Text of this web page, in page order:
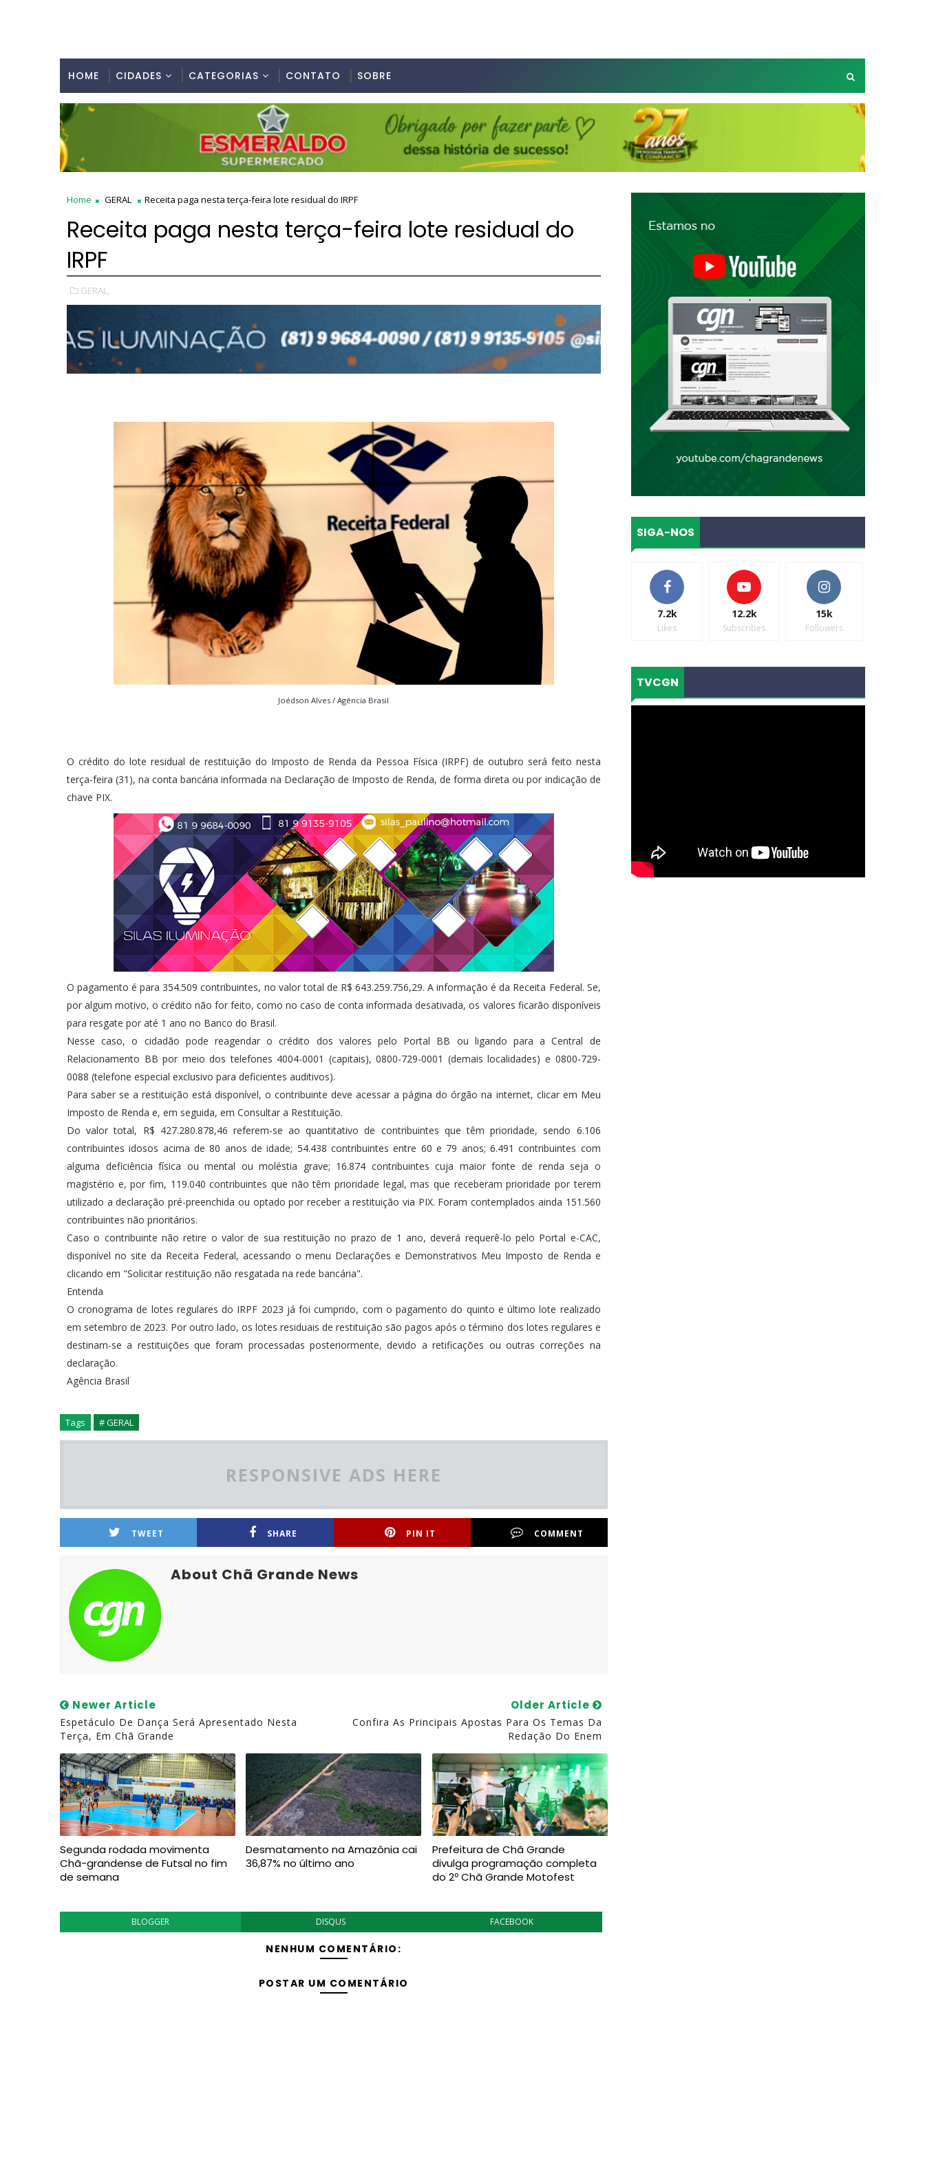
HOME CIDADES CATEGORIAS CONTATO SOBRE
Home GERAL Receita paga nesta terça-feira lote residual do IRPF
Receita paga nesta terça-feira lote residual do
IRPF
GERAL,
Joédson Alves / Agência Brasil
O crédito do lote residual de restituição do Imposto de Renda da Pessoa Física (IRPF) de outubro será feito nesta
terça-feira (31), na conta bancária informada na Declaração de Imposto de Renda, de forma direta ou por indicação de
chave PIX.
O pagamento é para 354.509 contribuintes, no valor total de R$ 643.259.756,29. A informação é da Receita Federal. Se,
por algum motivo, o crédito não for feito, como no caso de conta informada desativada, os valores ficarão disponíveis
para resgate por até 1 ano no Banco do Brasil.
Nesse caso, o cidadão pode reagendar o crédito dos valores pelo Portal BB ou ligando para a Central de
Relacionamento BB por meio dos telefones 4004-0001 (capitais), 0800-729-0001 (demais localidades) e 0800-729-
0088 (telefone especial exclusivo para deficientes auditivos).
Para saber se a restituição está disponível, o contribuinte deve acessar a página do órgão na internet, clicar em Meu
Imposto de Renda e, em seguida, em Consultar a Restituição.
Do valor total, R$ 427.280.878,46 referem-se ao quantitativo de contribuintes que têm prioridade, sendo 6.106
contribuintes idosos acima de 80 anos de idade; 54.438 contribuintes entre 60 e 79 anos; 6.491 contribuintes com
alguma deficiência física ou mental ou moléstia grave; 16.874 contribuintes cuja maior fonte de renda seja o
magistério e, por fim, 119.040 contribuintes que não têm prioridade legal, mas que receberam prioridade por terem
utilizado a declaração pré-preenchida ou optado por receber a restituição via PIX. Foram contemplados ainda 151.560
contribuintes não prioritários.
Caso o contribuinte não retire o valor de sua restituição no prazo de 1 ano, deverá requerê-lo pelo Portal e-CAC,
disponível no site da Receita Federal, acessando o menu Declarações e Demonstrativos Meu Imposto de Renda e
clicando em "Solicitar restituição não resgatada na rede bancária".
Entenda
O cronograma de lotes regulares do IRPF 2023 já foi cumprido, com o pagamento do quinto e último lote realizado
em setembro de 2023. Por outro lado, os lotes residuais de restituição são pagos após o término dos lotes regulares e
destinam-se a restituições que foram processadas posteriormente, devido a retificações ou outras correções na
declaração.
Agência Brasil
Tags # GERAL
RESPONSIVE ADS HERE
TWEET SHARE PIN IT COMMENT
About Chã Grande News
Newer Article
Espetáculo De Dança Será Apresentado Nesta
Terça, Em Chã Grande
Older Article
Confira As Principais Apostas Para Os Temas Da
Redação Do Enem
Segunda rodada movimenta
Chã-grandense de Futsal no fim
de semana
Desmatamento na Amazônia cai
36,87% no último ano
Prefeitura de Chã Grande
divulga programação completa
do 2º Chã Grande Motofest
BLOGGER DISQUS FACEBOOK
NENHUM COMENTÁRIO:
POSTAR UM COMENTÁRIO
SIGA-NOS
7.2k
Likes
12.2k
Subscribes
15k
Followers
TVCGN